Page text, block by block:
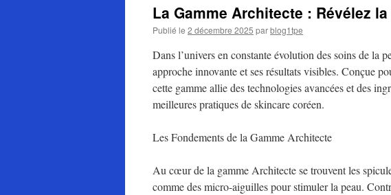
La Gamme Architecte : Révélez
Publié le 2 décembre 2025 parblog1tpe
Dans l’univers en constante évolution des soins de la
approche innovante et ses résultats visibles. Conçue
cette gamme allie des technologies avancées et des
meilleures pratiques de skincare coréen.
Les Fondements de la Gamme Architecte
Au cœur de la gamme Architecte se trouvent les
comme des micro-aiguilles pour stimuler la peau.